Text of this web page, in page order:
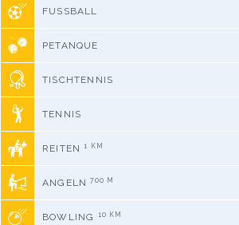
FUSSBALL
PETANQUE
TISCHTENNIS
TENNIS
REITEN 1 KM
ANGELN 700 M
BOWLING 10 KM